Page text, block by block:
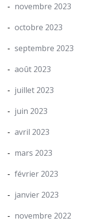
novembre 2023
octobre 2023
septembre 2023
août 2023
juillet 2023
juin 2023
avril 2023
mars 2023
février 2023
janvier 2023
novembre 2022